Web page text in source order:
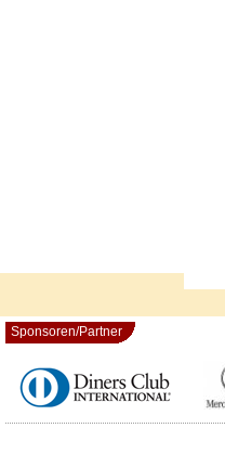
Sponsoren/Partner